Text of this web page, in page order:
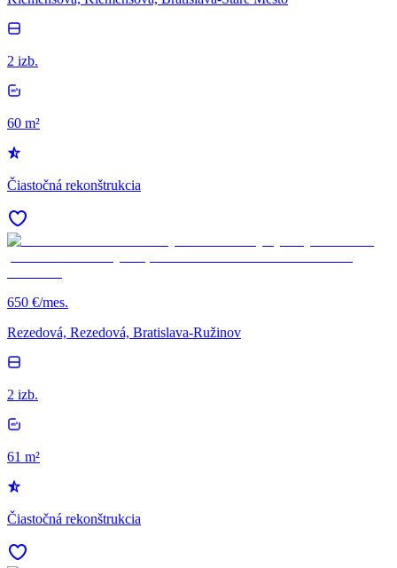
2 izb.
60 m²
Čiastočná rekonštrukcia
650 €/mes.
Rezedová, Rezedová, Bratislava-Ružinov
2 izb.
61 m²
Čiastočná rekonštrukcia